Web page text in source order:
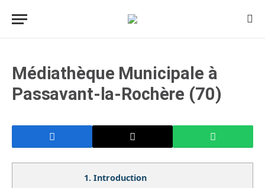
Médiathèque Municipale à
Passavant-la-Rochère (70)
1. Introduction